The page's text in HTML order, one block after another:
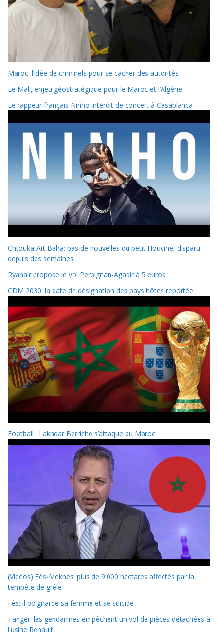
Maroc: l’idée de criminels pour se cacher des autorités
Le Mali, enjeu géostratégique pour le Maroc et l’Algérie
Le rappeur français Ninho interdit de concert à Casablanca
Chtouka-Aït Baha: pas de nouvelles du petit Houcine, disparu
depuis des semaines
Ryanair propose le vol Perpignan-Agadir à 5 euros
CDM 2030: la date de désignation des pays hôtes reportée
Football : Lakhdar Berriche s’attaque au Maroc
(Vidéos) Fès-Meknès: plus de 9.000 hectares affectés par la
tempête de grêle
Fès: il poignarde sa femme et se suicide
Tanger: les gendarmes empêchent un vol de pièces détachées à
l'usine Renault